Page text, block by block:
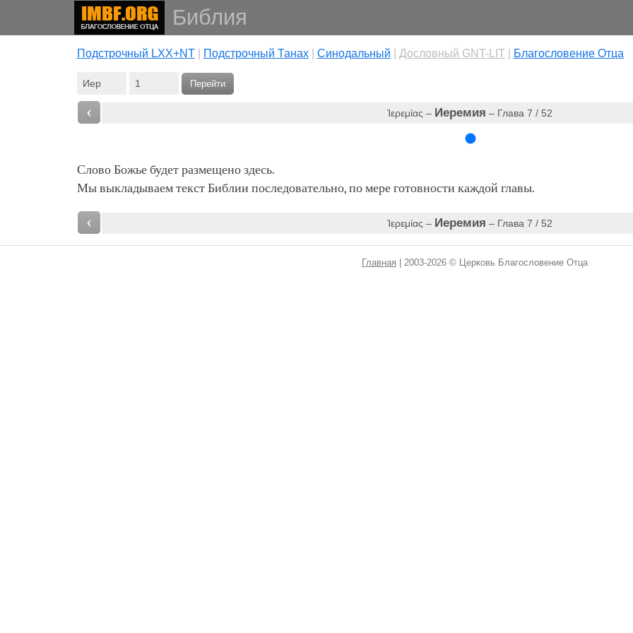
Библия
Подстрочный LXX+NT| Подстрочный Танах| Cинодальный Дословный GNT-LIT| Благословение Отца
Перейти
‹ Ἱερεμίας – Иеремия – Глава 7 / 52
Слово Божье будет размещено здесь.
Мы выкладываем текст Библии последовательно, по мере готовности каждой главы.
‹ Ἱερεμίας – Иеремия – Глава 7 / 52
Главная | 2003-2026 © Церковь Благословение Отца